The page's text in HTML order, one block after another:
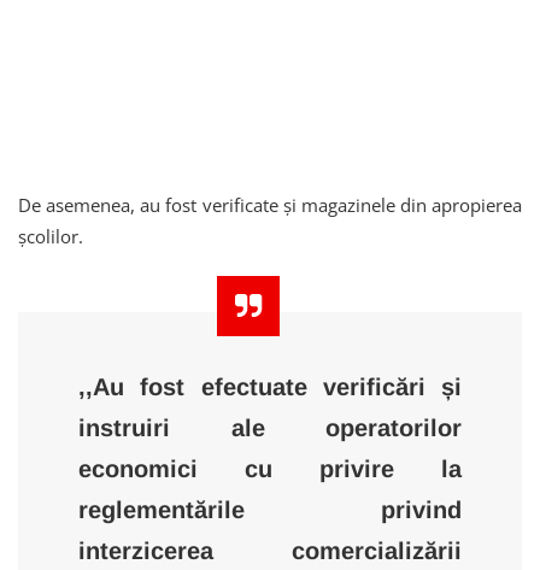
De asemenea, au fost verificate și magazinele din apropierea
școlilor.
,,Au fost efectuate verificări și
instruiri ale operatorilor
economici cu privire la
reglementările privind
interzicerea comercializării